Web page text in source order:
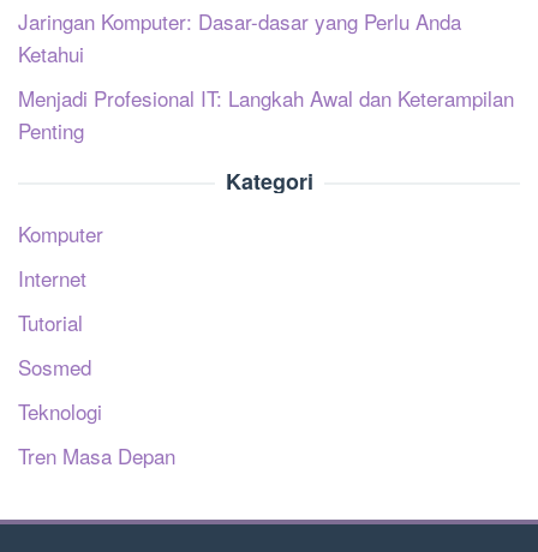
Jaringan Komputer: Dasar-dasar yang Perlu Anda
Ketahui
Menjadi Profesional IT: Langkah Awal dan Keterampilan
Penting
Kategori
Komputer
Internet
Tutorial
Sosmed
Teknologi
Tren Masa Depan